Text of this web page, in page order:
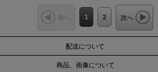
前へ 1 2 次へ
配送について
商品、画像について